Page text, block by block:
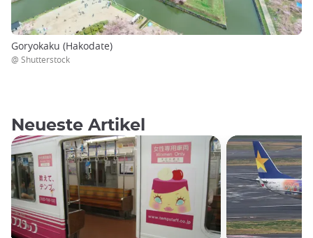
Goryokaku (Hakodate)
@ Shutterstock
Neueste Artikel